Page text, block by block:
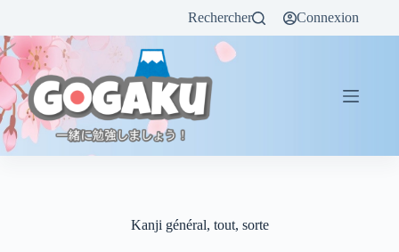
Rechercher Connexion
Kanji général, tout, sorte